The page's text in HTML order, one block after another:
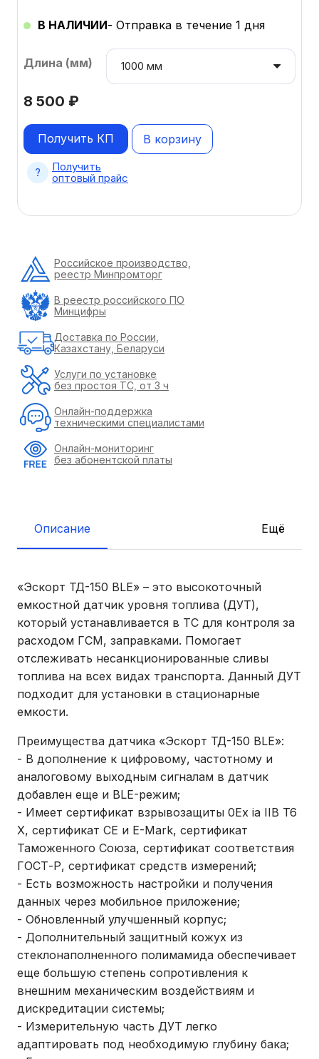
В НАЛИЧИИ- Отправка в течение 1 дня
Длина (мм)
8 500 ₽
В корзину
Получить КП
Получить
оптовый прайс
Описание Ещё
«Эскорт ТД-150 BLE» – это высокоточный
емкостной датчик уровня топлива (ДУТ),
который устанавливается в ТС для контроля за
расходом ГСМ, заправками. Помогает
отслеживать несанкционированные сливы
топлива на всех видах транспорта. Данный ДУТ
подходит для установки в стационарные
емкости.
Преимущества датчика «Эскорт ТД-150 BLE»:
- В дополнение к цифровому, частотному и
аналоговому выходным сигналам в датчик
добавлен еще и BLE-режим;
- Имеет сертификат взрывозащиты 0Ex ia IIB T6
X, сертификат СЕ и E-Mark, сертификат
Таможенного Союза, сертификат соответствия
ГОСТ-Р, сертификат средств измерений;
- Есть возможность настройки и получения
данных через мобильное приложение;
- Обновленный улучшенный корпус;
- Дополнительный защитный кожух из
стеклонаполненного полимамида обеспечивает
еще большую степень сопротивления к
внешним механическим воздействиям и
дискредитации системы;
- Измерительную часть ДУТ легко
адаптировать под необходимую глубину бака;
Российское производство,
реестр Минпромторг
В реестр российского ПО
Минцифры
Доставка по России,
Казахстану, Беларуси
Услуги по установке
без простоя ТС, от 3 ч
Онлайн-поддержка
техническими специалистами
Онлайн-мониторинг
без абонентской платы